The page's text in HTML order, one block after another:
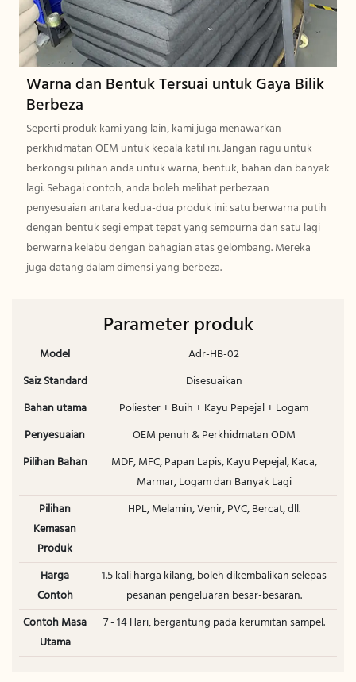
Warna dan Bentuk Tersuai untuk Gaya Bilik
Berbeza
Seperti produk kami yang lain, kami juga menawarkan
perkhidmatan OEM untuk kepala katil ini. Jangan ragu untuk
berkongsi pilihan anda untuk warna, bentuk, bahan dan banyak
lagi. Sebagai contoh, anda boleh melihat perbezaan
penyesuaian antara kedua-dua produk ini: satu berwarna putih
dengan bentuk segi empat tepat yang sempurna dan satu lagi
berwarna kelabu dengan bahagian atas gelombang. Mereka
juga datang dalam dimensi yang berbeza.
Parameter produk
Model
Adr-HB-02
Saiz Standard
Disesuaikan
Bahan utama
Poliester + Buih + Kayu Pepejal + Logam
Penyesuaian
OEM penuh & Perkhidmatan ODM
Pilihan Bahan
MDF, MFC, Papan Lapis, Kayu Pepejal, Kaca,
Marmar, Logam dan Banyak Lagi
Pilihan
Kemasan
Produk
HPL, Melamin, Venir, PVC, Bercat, dll.
Harga
Contoh
1.5 kali harga kilang, boleh dikembalikan selepas
pesanan pengeluaran besar-besaran.
Contoh Masa
Utama
7 - 14 Hari, bergantung pada kerumitan sampel.